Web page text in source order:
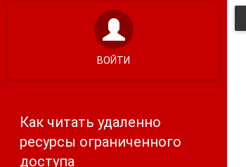
ВОЙТИ
Как читать удаленно
ресурсы ограниченного
доступа